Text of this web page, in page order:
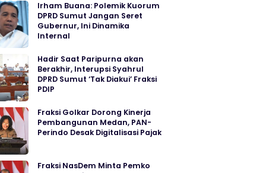
Irham Buana: Polemik Kuorum
DPRD Sumut Jangan Seret
Gubernur, Ini Dinamika
Internal
Hadir Saat Paripurna akan
Berakhir, Interupsi Syahrul
DPRD Sumut ‘Tak Diakui’ Fraksi
PDIP
Fraksi Golkar Dorong Kinerja
Pembangunan Medan, PAN-
Perindo Desak Digitalisasi Pajak
Fraksi NasDem Minta Pemko